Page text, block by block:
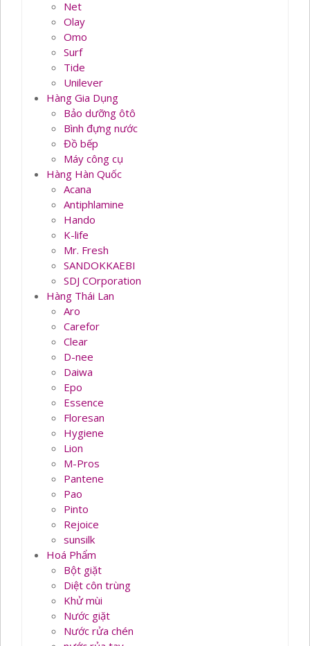
Net
Olay
Omo
Surf
Tide
Unilever
Hàng Gia Dụng
Bảo dưỡng ôtô
Bình đựng nước
Đồ bếp
Máy công cụ
Hàng Hàn Quốc
Acana
Antiphlamine
Hando
K-life
Mr. Fresh
SANDOKKAEBI
SDJ COrporation
Hàng Thái Lan
Aro
Carefor
Clear
D-nee
Daiwa
Epo
Essence
Floresan
Hygiene
Lion
M-Pros
Pantene
Pao
Pinto
Rejoice
sunsilk
Hoá Phẩm
Bột giặt
Diệt côn trùng
Khử mùi
Nước giặt
Nước rửa chén